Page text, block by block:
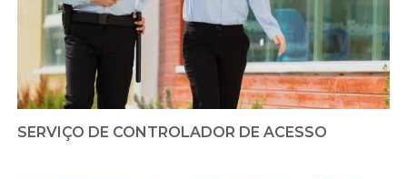
SERVIÇO DE CONTROLADOR DE ACESSO